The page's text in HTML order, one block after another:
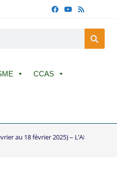
CCAS
au 18 février 2025) – L’AMOUR OUF